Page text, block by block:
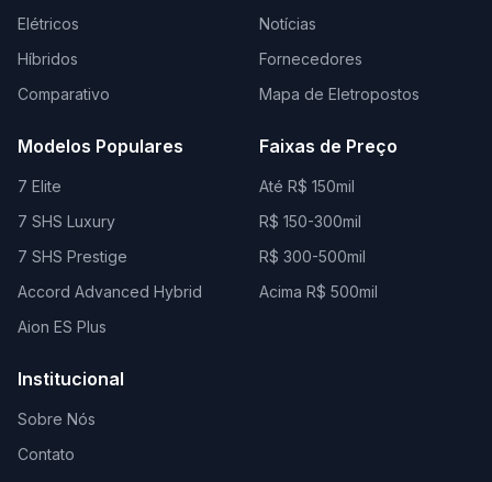
Elétricos
Híbridos
Comparativo
Notícias
Fornecedores
Mapa de Eletropostos
Modelos Populares
7 Elite
7 SHS Luxury
7 SHS Prestige
Accord Advanced Hybrid
Aion ES Plus
Faixas de Preço
Até R$ 150mil
R$ 150-300mil
R$ 300-500mil
Acima R$ 500mil
Institucional
Sobre Nós
Contato